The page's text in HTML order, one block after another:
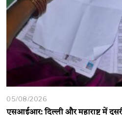
05/08/2026
एसआईआर: दिल्ली और महाराष्ट्र में